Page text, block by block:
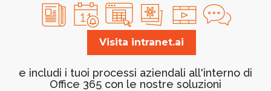
Visita intranet.ai
e includi i tuoi processi aziendali all'interno di
Office 365 con le nostre soluzioni